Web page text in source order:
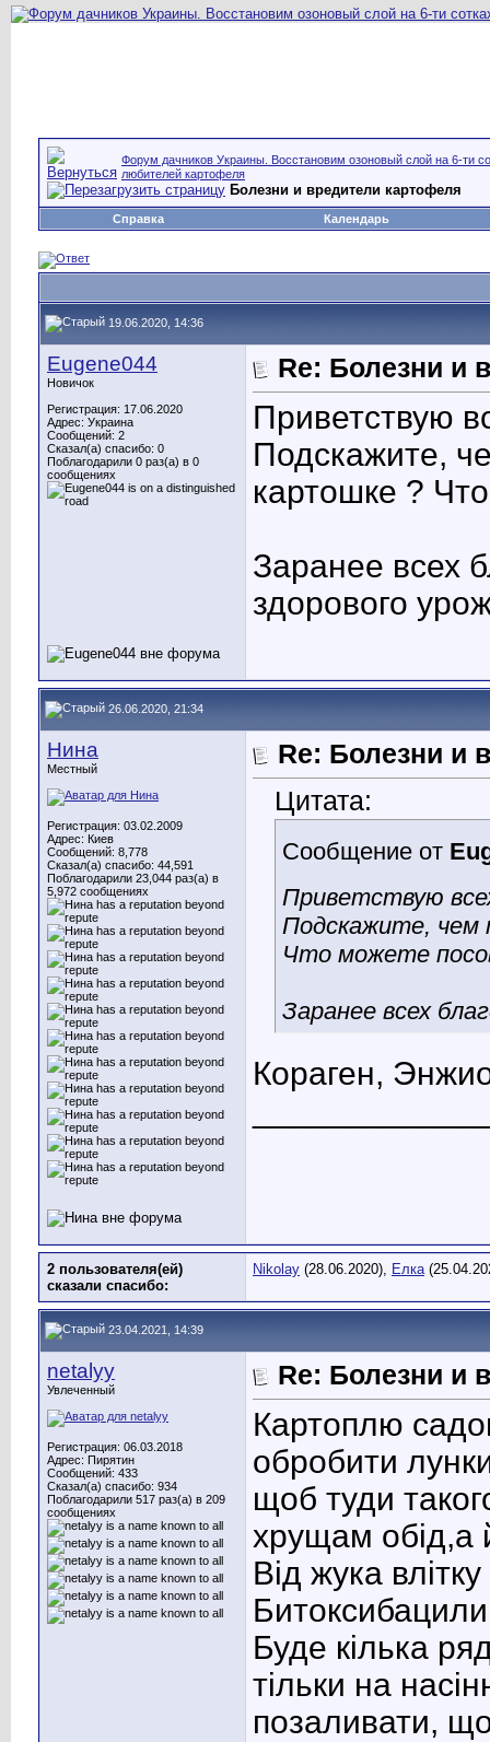
Форум дачников Украины. Восстановим озоновый слой на 6-ти
любителей картофеля
Болезни и вредители картофеля
Справка Календарь
19.06.2020, 14:36
Eugene044
Новичок
Регистрация: 17.06.2020
Адрес: Украина
Сообщений: 2
Сказал(а) спасибо: 0
Поблагодарили 0 раз(а) в 0
сообщениях
Re: Болезни и
Приветствую
Подскажите,
картошке ?
Заранее всех
здорового
26.06.2020, 21:34
Нина
Местный
Регистрация: 03.02.2009
Адрес: Киев
Сообщений: 8,778
Сказал(а) спасибо: 44,591
Поблагодарили 23,044 раз(а) в
5,972 сообщениях
Re: Болезни и
Цитата:
Сообщение от
Приветствую
Подскажите, чем
Что можете
Заранее всех
Кораген,
2 пользователя(ей)
сказали cпасибо:
Nikolay (28.06.2020), Елка
23.04.2021, 14:39
netalyy
Увлеченный
Регистрация: 06.03.2018
Адрес: Пирятин
Сообщений: 433
Сказал(а) спасибо: 934
Поблагодарили 517 раз(а) в 209
сообщениях
Re: Болезни и
Картоплю
обробити
щоб туди
хрущам обід,а
Від жука
Буде кілька
тільки на
позаливати,